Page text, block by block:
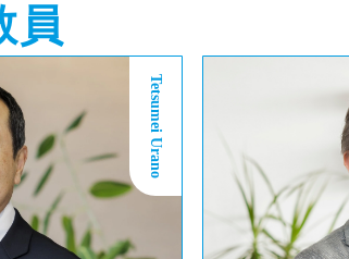
員
Tetsumei Urano